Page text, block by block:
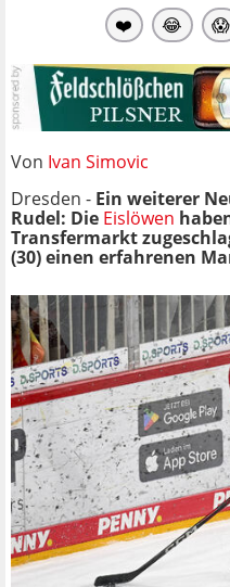
❤️ 😂 😱
Von Ivan Simovic
Dresden - Ein weiterer
Rudel: Die Eislöwen
Transfermarkt
(30) einen erfahrenen